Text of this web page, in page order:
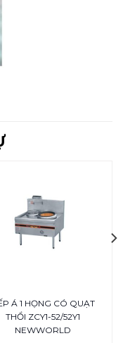
Á 1 HỌNG CÓ QUẠT
THỔI ZCY1-52/52Y1
NEWWORLD